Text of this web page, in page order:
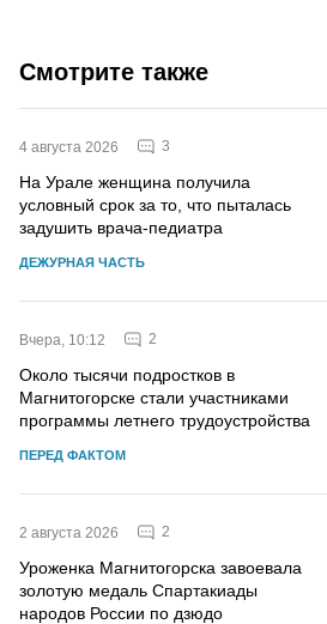
Смотрите также
4 августа 2026 3
На Урале женщина получила
условный срок за то, что пыталась
задушить врача-педиатра
ДЕЖУРНАЯ ЧАСТЬ
Вчера, 10:12 2
Около тысячи подростков в
Магнитогорске стали участниками
программы летнего трудоустройства
ПЕРЕД ФАКТОМ
2 августа 2026 2
Уроженка Магнитогорска завоевала
золотую медаль Спартакиады
народов России по дзюдо